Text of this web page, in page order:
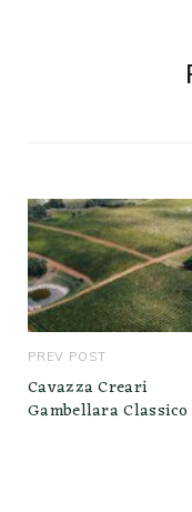
PREV POST
Cavazza Creari
Gambellara